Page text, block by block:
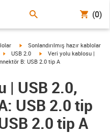
(0)
igus-icon-arrow-right
Sonlandırılmış hazır kablolar
igus-icon-arrow-right
USB 2.0 igus-icon-arrow-right
Veri yolu kablosu |
B: USB 2.0 tip A
| USB 2.0,
USB 2.0 tip
2.0 tip A